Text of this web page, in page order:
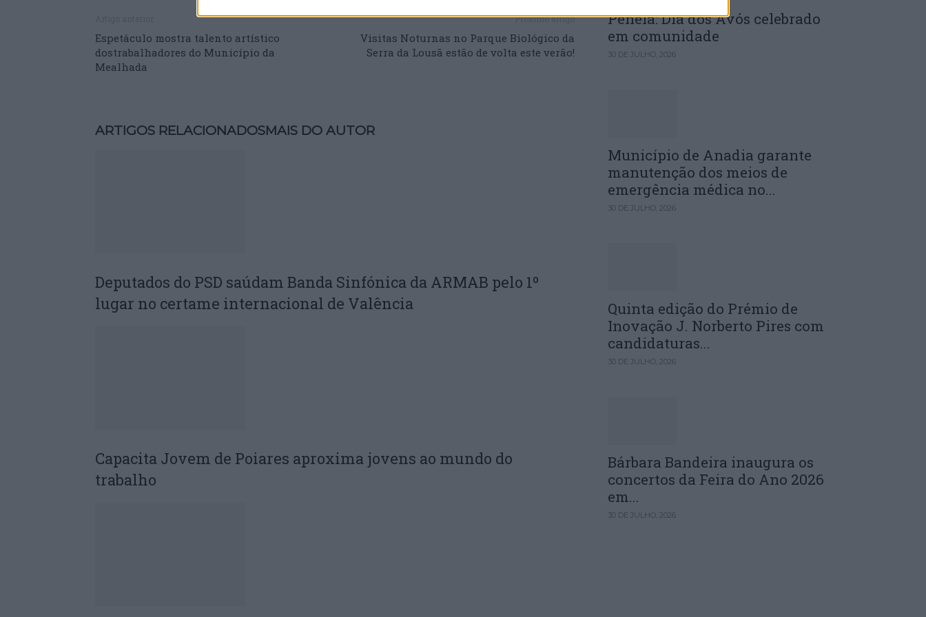
Espetáculo mostra talento artístico
dostrabalhadores do Município da
Mealhada
Próximo artigo
Visitas Noturnas no Parque Biológico da
Serra da Lousã estão de volta este verão!
ARTIGOS RELACIONADOSMAIS DO AUTOR
Deputados do PSD saúdam Banda Sinfónica da ARMAB pelo 1º
lugar no certame internacional de Valência
Capacita Jovem de Poiares aproxima jovens ao mundo do
trabalho
Penela: Dia dos Avós celebrado
em comunidade
30 DE JULHO, 2026
Município de Anadia garante
manutenção dos meios de
emergência médica no...
30 DE JULHO, 2026
Quinta edição do Prémio de
Inovação J. Norberto Pires com
candidaturas...
30 DE JULHO, 2026
Bárbara Bandeira inaugura os
concertos da Feira do Ano 2026
em...
30 DE JULHO, 2026